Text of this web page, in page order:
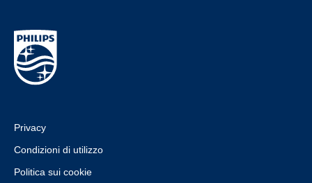
Privacy
Condizioni di utilizzo
Politica sui cookie